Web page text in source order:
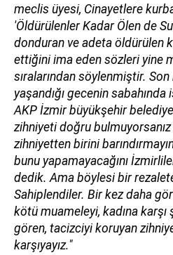
meclis üyesi, Cinayetlere
'Öldürülenler Kadar Ölen de
donduran ve adeta öldürülen
ettiğini ima eden sözleri yine
sıralarından söylenmiştir. Son
yaşandığı gecenin sabahında
AKP İzmir büyükşehir
zihniyeti doğru bulmuyorsanız
zihniyetten birini
bunu yapamayacağını
dedik. Ama böylesi bir
Sahiplendiler. Bir kez daha
kötü muameleyi, kadına
gören, tacizciyi koruyan
karşıyayız."